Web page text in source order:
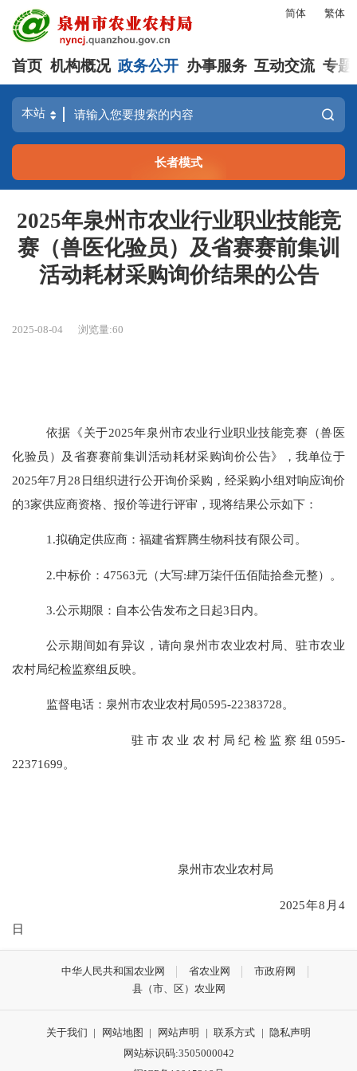
简体 繁体
首页 机构概况 政务公开 办事服务 互动交流 专题
长者模式
2025年泉州市农业行业职业技能竞
赛（兽医化验员）及省赛赛前集训
活动耗材采购询价结果的公告
2025-08-04 浏览量:60
依据《关于2025年泉州市农业行业职业技能竞赛（兽医
化验员）及省赛赛前集训活动耗材采购询价公告》，我单位于
2025年7月28日组织进行公开询价采购，经采购小组对响应询价
的3家供应商资格、报价等进行评审，现将结果公示如下：
1.拟确定供应商：福建省辉腾生物科技有限公司。
2.中标价：47563元（大写:肆万柒仟伍佰陆拾叁元整）。
3.公示期限：自本公告发布之日起3日内。
公示期间如有异议，请向泉州市农业农村局、驻市农业
农村局纪检监察组反映。
监督电话：泉州市农业农村局0595-22383728。
驻市农业农村局纪检监察组 0595-
22371699。
泉州市农业农村局
2025年8 月 4
日
中华人民共和国农业网 省农业网
市政府网
县（市、区）农业网
关于我们 | 网站地图 | 网站声明 | 联系方式 | 隐私声明
网站标识码:3505000042